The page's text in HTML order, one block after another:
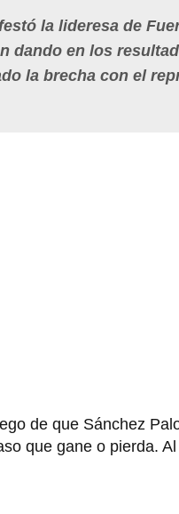
la lideresa de
dando en los
la brecha con el
de que Sánchez
que gane o pierda.